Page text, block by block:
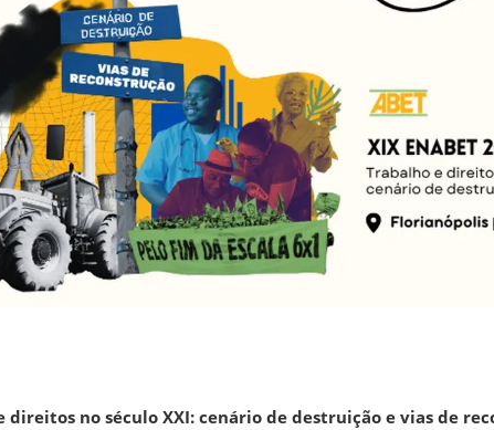
direitos no século XXI: cenário de destruição e vias de